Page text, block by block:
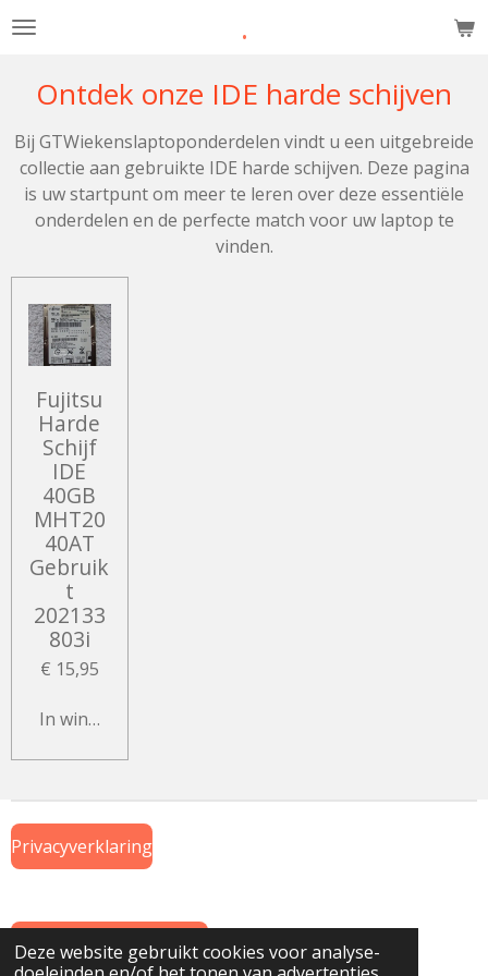
Deze website gebruikt cookies voor analyse-
Ga
.
Ontdek onze IDE harde schijven
Bij GTWiekenslaptoponderdelen vindt u een uitgebreide
collectie aan gebruikte IDE harde schijven. Deze pagina
is uw startpunt om meer te leren over deze essentiële
onderdelen en de perfecte match voor uw laptop te
vinden.
Fujitsu
Harde
Schijf
IDE
40GB
MHT20
40AT
Gebruik
t
202133
803i
€ 15,95
In winkelwagen
Privacyverklaring
Algemene Voorwaarden